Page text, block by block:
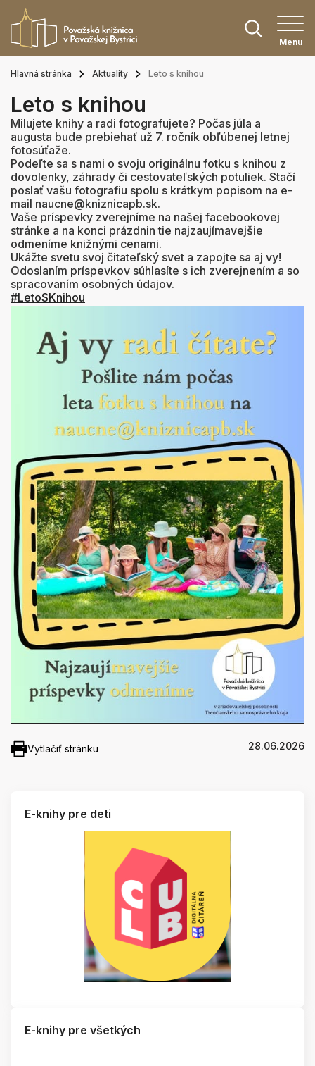
Menu
Hlavná stránka Aktuality Leto s knihou
Leto s knihou
Milujete knihy a radi fotografujete? Počas júla a
augusta bude prebiehať už 7. ročník obľúbenej letnej
fotosúťaže.
Podeľte sa s nami o svoju originálnu fotku s knihou z
dovolenky, záhrady či cestovateľských potuliek. Stačí
poslať vašu fotografiu spolu s krátkym popisom na e-
mail naucne@kniznicapb.sk.
Vaše príspevky zverejníme na našej facebookovej
stránke a na konci prázdnin tie najzaujímavejšie
odmeníme knižnými cenami.
Ukážte svetu svoj čitateľský svet a zapojte sa aj vy!
Odoslaním príspevkov súhlasíte s ich zverejnením a so
spracovaním osobných údajov.
#LetoSKnihou
Vytlačiť stránku 28.06.2026
E-knihy pre deti
E-knihy pre všetkých